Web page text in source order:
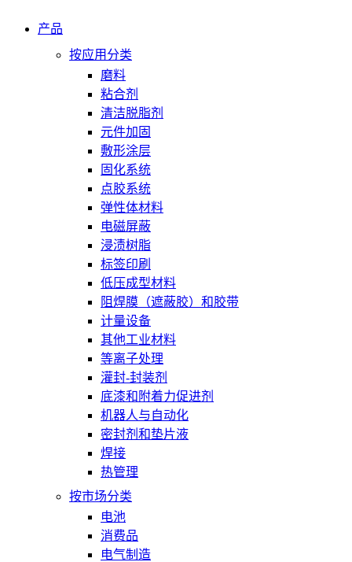
产品
按应用分类
磨料
粘合剂
清洁脱脂剂
元件加固
敷形涂层
固化系统
点胶系统
弹性体材料
电磁屏蔽
浸渍树脂
标签印刷
低压成型材料
阻焊膜（遮蔽胶）和胶带
计量设备
其他工业材料
等离子处理
灌封-封装剂
底漆和附着力促进剂
机器人与自动化
密封剂和垫片液
焊接
热管理
按市场分类
电池
消费品
电气制造